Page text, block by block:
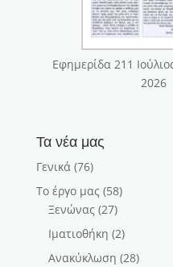
Εφημερίδα 211
2026
Τα νέα μας
Γενικά(76)
Το έργο μας(58)
Ξενώνας(27)
Ιματιοθήκη (2)
Ανακύκλωση (28)